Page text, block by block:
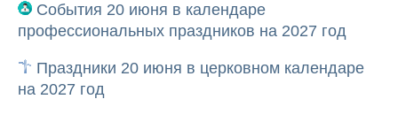
События 20 июня в календаре
профессиональных праздников на 2027 год
Праздники 20 июня в церковном календаре
на 2027 год